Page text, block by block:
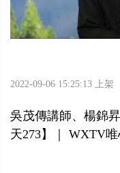
2022-09-06 15:25:13 上架
吳茂傳講師、楊錦
天273】｜ WXTV